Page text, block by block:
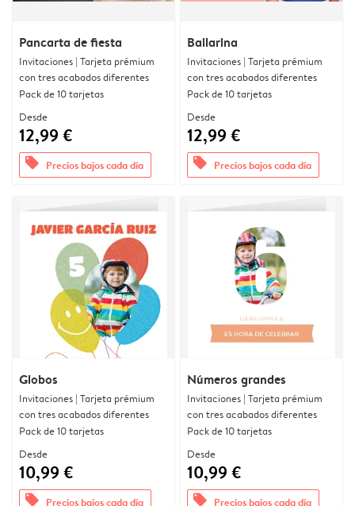
Pancarta de fiesta
Invitaciones | Tarjeta prémium
con tres acabados diferentes
Pack de 10 tarjetas
Desde
12,99 €
offers Precios bajos cada día
Bailarina
Invitaciones | Tarjeta prémium
con tres acabados diferentes
Pack de 10 tarjetas
Desde
12,99 €
offers Precios bajos cada día
Globos
Invitaciones | Tarjeta prémium
con tres acabados diferentes
Pack de 10 tarjetas
Desde
10,99 €
offers Precios bajos cada día
Números grandes
Invitaciones | Tarjeta prémium
con tres acabados diferentes
Pack de 10 tarjetas
Desde
10,99 €
offers Precios bajos cada día